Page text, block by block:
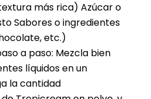
más rica) Azúcar o
Sabores o ingredientes
etc.)
a paso: Mezcla bien
líquidos en un
la cantidad